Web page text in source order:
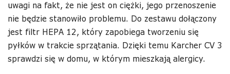
uwagi na fakt, że nie jest on ciężki, jego przenoszenie
nie będzie stanowiło problemu. Do zestawu dołączony
jest filtr HEPA 12, który zapobiega tworzeniu się
pyłków w trakcie sprzątania. Dzięki temu Karcher CV 3
sprawdzi się w domu, w którym mieszkają alergicy.